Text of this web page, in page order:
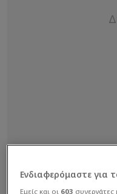
Ενδιαφερόμαστε για
Εμείς και οι 603